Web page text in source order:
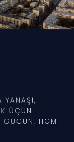
YANAŞI,
ÜÇÜN
GÜCÜN, HƏM